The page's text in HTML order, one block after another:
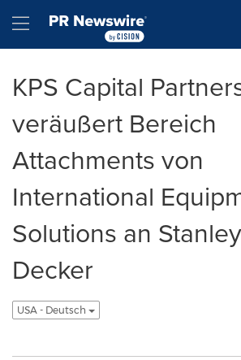
Hamburger menu
KPS Capital
veräußert Bereich
Attachments von
International
Solutions an
Decker
USA - Deutsch